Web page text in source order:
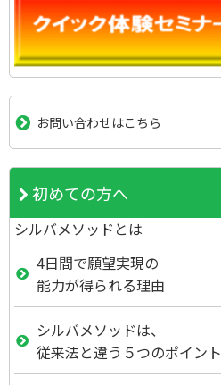
お問い合わせはこちら
初めての方へ
シルバメソッドとは
4日間で願望実現の
能力が得られる理由
シルバメソッドは、
従来法と違う５つのポイント